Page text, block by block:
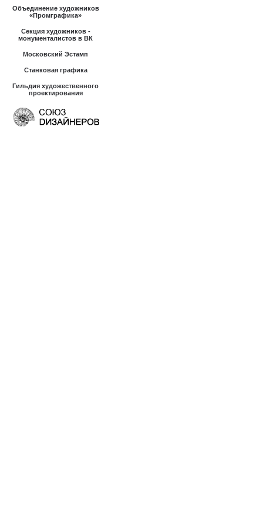
Объединение художников
«Промграфика»
Секция художников -
монументалистов в ВК
Московский Эстамп
Станковая графика
Гильдия художественного
проектирования